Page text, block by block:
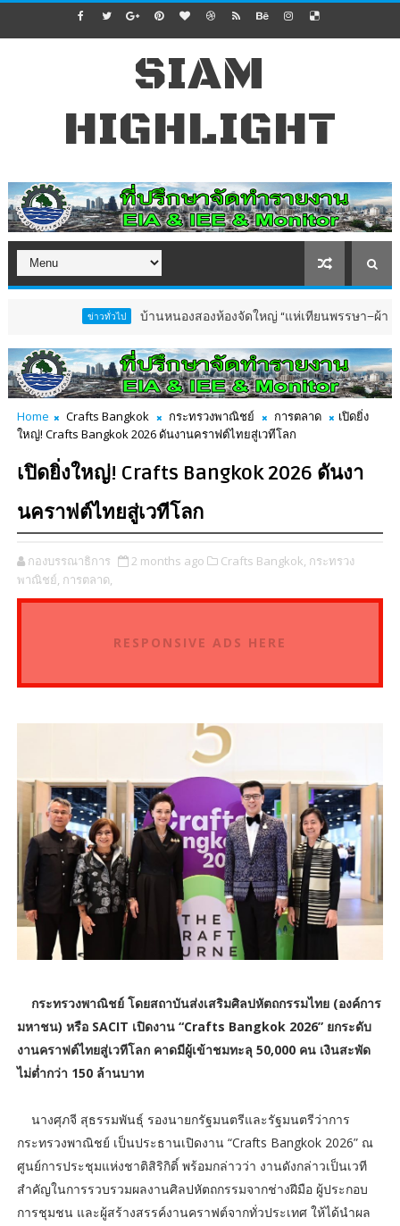
SIAM
HIGHLIGHT
บ้านหนองสองห้องจัดใหญ่ “แห่เทียนพรรษา–ผ้าป่าซาเล้งปลอ
Home Crafts Bangkok กระทรวงพาณิชย์ การตลาด
เปิดยิ่ง
ใหญ่! Crafts Bangkok 2026 ดันงานคราฟต์ไทยสู่เวทีโลก
เปิดยิ่งใหญ่! Crafts Bangkok 2026 ดันงา
นคราฟต์ไทยสู่เวทีโลก
กองบรรณาธิการ 2 months ago Crafts Bangkok, กระทรวง
พาณิชย์, การตลาด,
RESPONSIVE ADS HERE
กระทรวงพาณิชย์ โดยสถาบันส่งเสริมศิลปหัตถกรรมไทย (องค์การ
มหาชน) หรือ SACIT เปิดงาน “Crafts Bangkok 2026” ยกระดับ
งานคราฟต์ไทยสู่เวทีโลก คาดมีผู้เข้าชมทะลุ 50,000 คน เงินสะพัด
ไม่ต่ำกว่า 150 ล้านบาท
นางศุภจี สุธรรมพันธุ์ รองนายกรัฐมนตรีและรัฐมนตรีว่าการ
กระทรวงพาณิชย์ เป็นประธานเปิดงาน “Crafts Bangkok 2026” ณ
ศูนย์การประชุมแห่งชาติสิริกิติ์ พร้อมกล่าวว่า งานดังกล่าวเป็นเวที
สำคัญในการรวบรวมผลงานศิลปหัตถกรรมจากช่างฝีมือ ผู้ประกอบ
การชุมชน และผู้สร้างสรรค์งานคราฟต์จากทั่วประเทศ ให้ได้นำผล